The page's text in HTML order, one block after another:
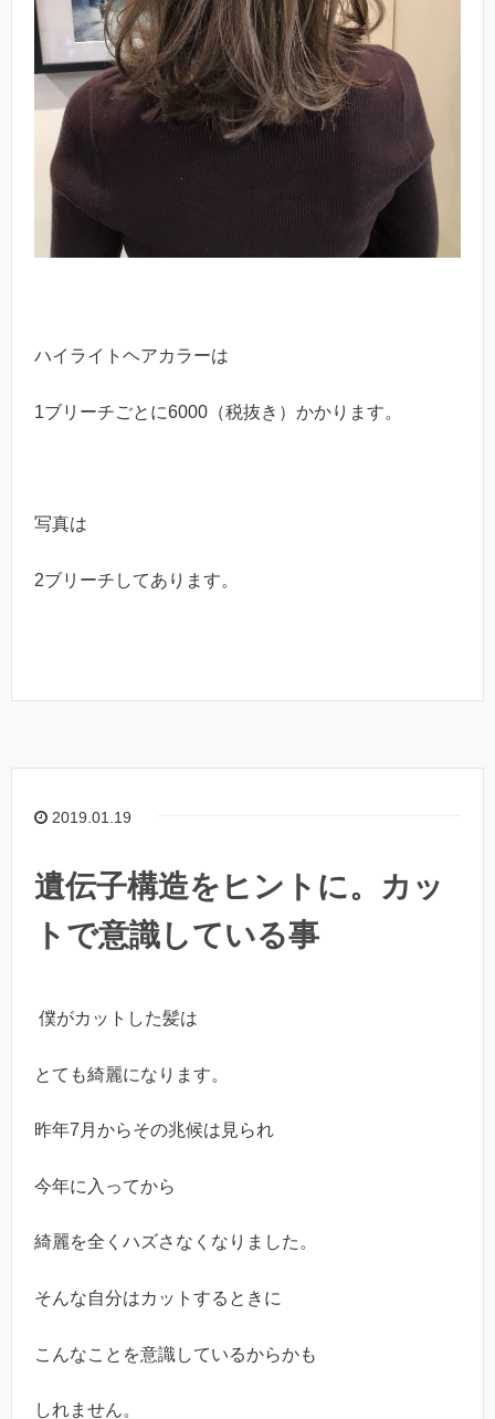
ハイライトヘアカラーは
1ブリーチごとに6000（税抜き）かかります。
写真は
2ブリーチしてあります。
2019.01.19
遺伝子構造をヒントに。カッ
トで意識している事
僕がカットした髪は
とても綺麗になります。
昨年7月からその兆候は見られ
今年に入ってから
綺麗を全くハズさなくなりました。
そんな自分はカットするときに
こんなことを意識しているからかも
しれません。